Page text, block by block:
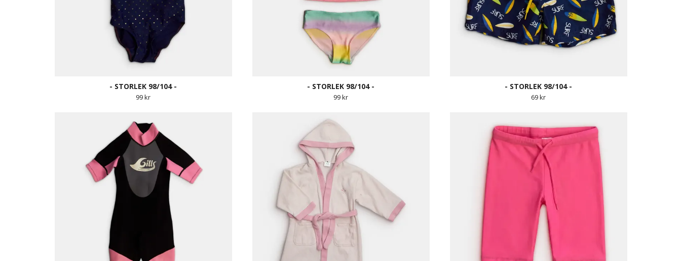
- STORLEK 98/104 -
99 kr
- STORLEK 98/104 -
99 kr
- STORLEK 98/104 -
69 kr